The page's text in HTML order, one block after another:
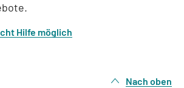
Hilfe möglich
Nach oben